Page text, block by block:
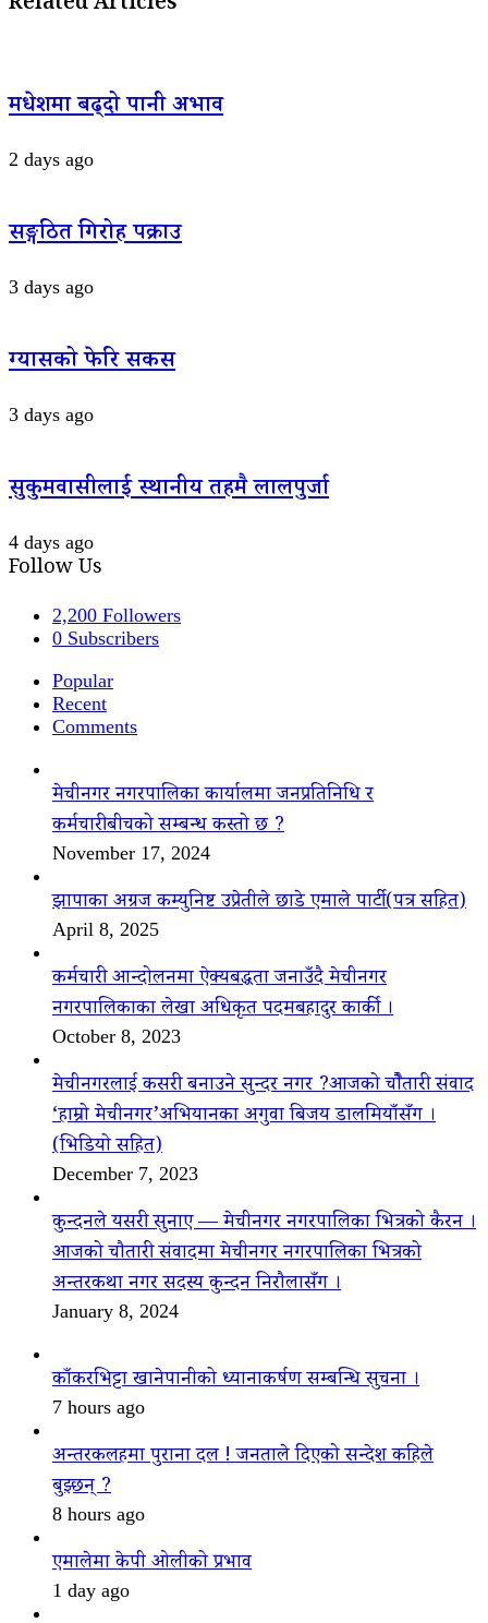
मधेशमा बढ्दो पानी अभाव
2 days ago
सङ्गठित गिरोह पक्राउ
3 days ago
ग्यासको फेरि सकस
3 days ago
सुकुमवासीलाई स्थानीय तहमै लालपुर्जा
4 days ago
Follow Us
2,200 Followers
0 Subscribers
Popular
Recent
Comments
मेचीनगर नगरपालिका कार्यालमा जनप्रतिनिधि र
कर्मचारीबीचको सम्बन्ध कस्तो छ ?
November 17, 2024
झापाका अग्रज कम्युनिष्ट उप्रेतीले छाडे एमाले पार्टी(पत्र सहित)
April 8, 2025
कर्मचारी आन्दोलनमा ऐक्यबद्धता जनाउँदै मेचीनगर
नगरपालिकाका लेखा अधिकृत पदमबहादुर कार्की ।
October 8, 2023
मेचीनगरलाई कसरी बनाउने सुन्दर नगर ?आजको चौैतारी संवाद
‘हाम्रो मेचीनगर’अभियानका अगुवा बिजय डालमियाँसँग ।
(भिडियो सहित)
December 7, 2023
कुन्दनले यसरी सुनाए — मेचीनगर नगरपालिका भित्रको कैरन ।
आजको चौतारी संवादमा मेचीनगर नगरपालिका भित्रको
अन्तरकथा नगर सदस्य कुन्दन निरौलासँग ।
January 8, 2024
काँकरभिट्टा खानेपानीको ध्यानाकर्षण सम्बन्धि सुचना ।
7 hours ago
अन्तरकलहमा पुराना दल ! जनताले दिएको सन्देश कहिले
बुझ्छन् ?
8 hours ago
एमालेमा केपी ओलीको प्रभाव
1 day ago